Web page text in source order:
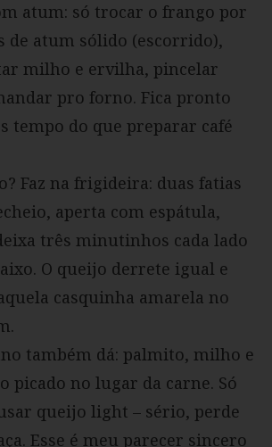
atum: só trocar o frango por
de atum sólido (escorrido),
milho e ervilha, pincelar
pro forno. Fica pronto
tempo do que preparar café
Faz na frigideira: duas fatias
aperta com espátula,
três minutinhos cada lado
O queijo derrete igual e
casquinha amarela no
também dá: palmito, milho e
picado no lugar da carne. Só
queijo light – sério, perde
Esse é meu parecer sincero